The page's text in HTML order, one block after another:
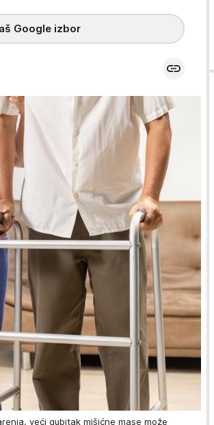
Google izbor
veći gubitak mišićne mase može